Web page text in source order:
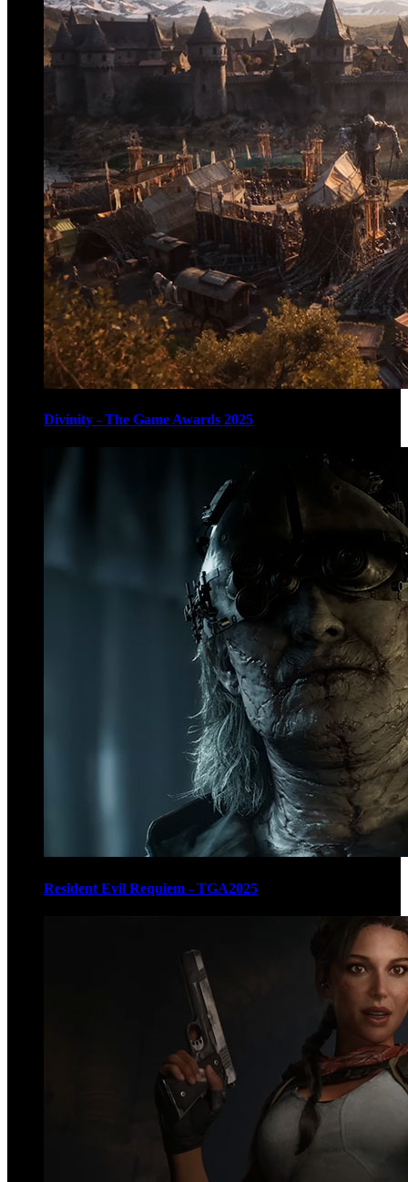
Divinity - The Game Awards 2025
Resident Evil Requiem - TGA2025